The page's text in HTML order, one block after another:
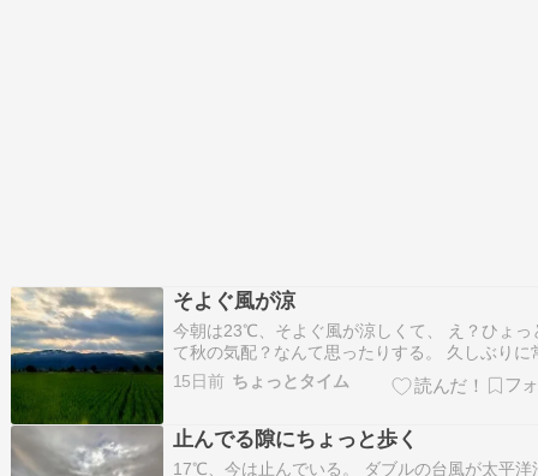
そよぐ風が涼
今朝は23℃、そよぐ風が涼しくて、 え？ひょっ
て秋の気配？なんて思ったりする。 久しぶりに
岳が見れた気がする。 ミソハギの濃いピンク色
やかね。 ひまわりと青空。 雲の上から日の出
15日前 ちょっとタイム
止んでる隙にちょっと歩く
17℃、今は止んでいる。 ダブルの台風が太平洋